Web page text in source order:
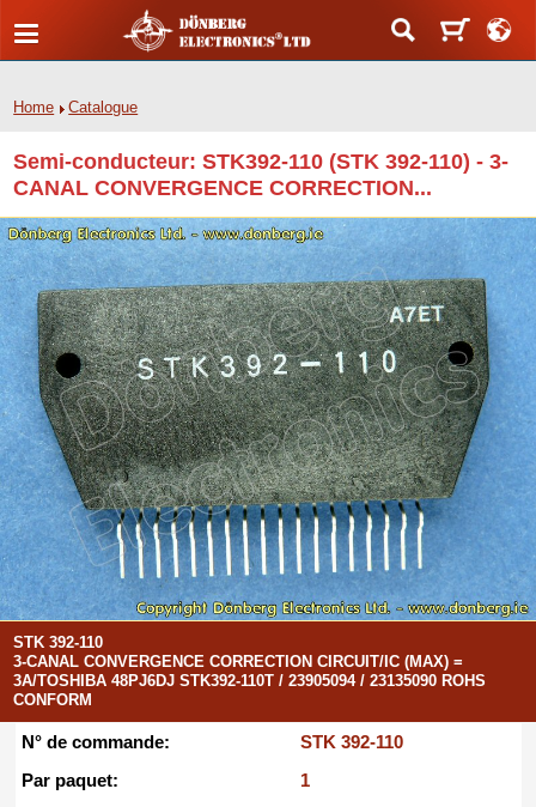
Home Catalogue
Semi-conducteur: STK392-110 (STK 392-110) - 3-
CANAL CONVERGENCE CORRECTION...
STK 392-110
3-CANAL CONVERGENCE CORRECTION CIRCUIT/IC (MAX) =
3A/TOSHIBA 48PJ6DJ STK392-110T / 23905094 / 23135090 ROHS
CONFORM
N° de commande:
STK 392-110
Par paquet:
1